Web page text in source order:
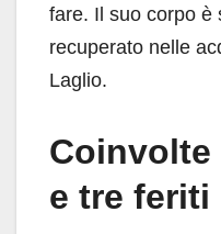
fare. Il suo corpo è
recuperato nelle
Laglio.
e tre feriti